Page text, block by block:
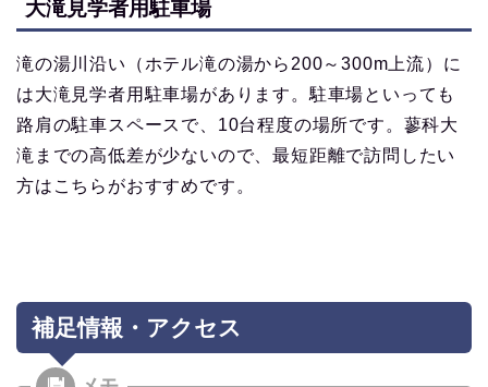
大滝見学者用駐車場
滝の湯川沿い（ホテル滝の湯から200～300m上流）に
は大滝見学者用駐車場があります。駐車場といっても
路肩の駐車スペースで、10台程度の場所です。蓼科大
滝までの高低差が少ないので、最短距離で訪問したい
方はこちらがおすすめです。
補足情報・アクセス